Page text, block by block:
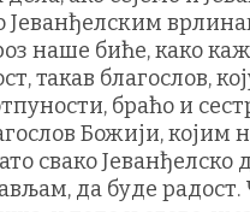
наше биће, како
такав благослов,
браћо и
Божији, којим
свако
да буде